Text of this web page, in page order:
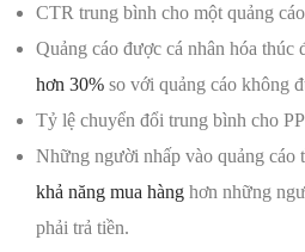
CTR trung bình cho một quảng
Quảng cáo được cá nhân hóa thúc
hơn 30% so với quảng cáo không
Tỷ lệ chuyển đổi trung bình cho
Những người nhấp vào quảng cáo
khả năng mua hàng hơn những
phải trả tiền.